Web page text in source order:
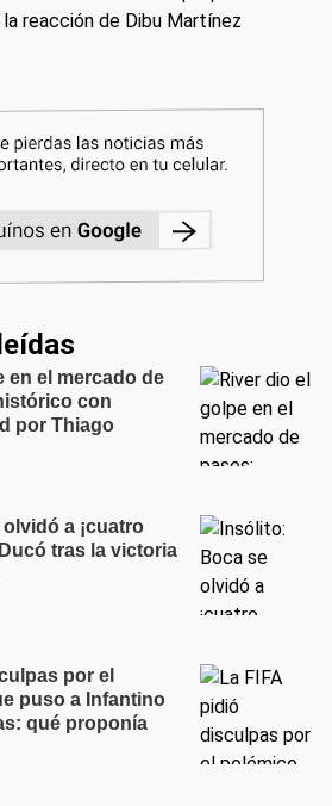
reacción de Dibu Martínez
en el mercado de
con
por Thiago
a ¡cuatro
tras la victoria
por el
puso a Infantino
qué proponía